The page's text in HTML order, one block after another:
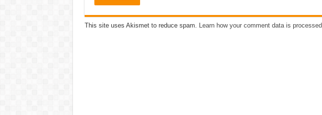
This site uses Akismet to reduce spam. Learn how your comment data is processed